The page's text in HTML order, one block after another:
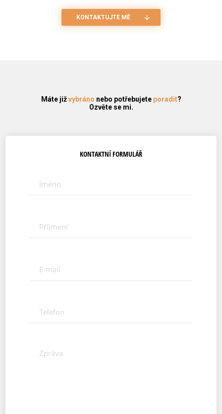
KONTAKTUJTE MĚ
Máte jižvybráno nebo potřebujete poradit?
Ozvěte se mi.
KONTAKTNÍ FORMULÁŘ